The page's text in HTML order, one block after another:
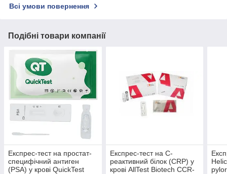
Всі умови повернення
Подібні товари компанії
Експрес-тест на простат-
специфічний антиген
(PSA) у крові QuickTest
Експрес-тест на C-
реактивний білок (CRP) у
крові AllTest Biotech CCR-